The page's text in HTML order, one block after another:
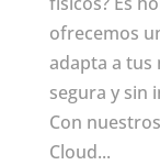
ofrecemos
adapta a tus
segura y sin
Con
Cloud...